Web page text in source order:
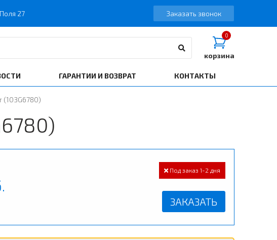
27 Заказать звонок
0
корзина
ГАРАНТИИ И ВОЗВРАТ КОНТАКТЫ
(103G6780)
Под заказ 1-2 дня
ЗАКАЗАТЬ